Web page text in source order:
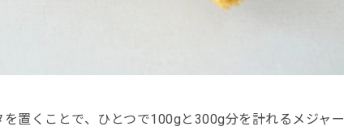
置くことで、ひとつで100gと300g分を計れるメジャー